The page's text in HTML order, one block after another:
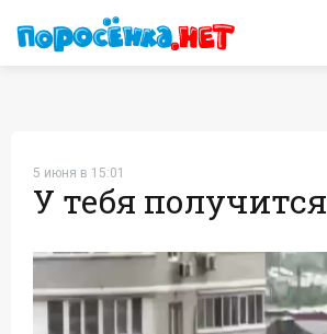
5 июня в 15:01
У тебя получится